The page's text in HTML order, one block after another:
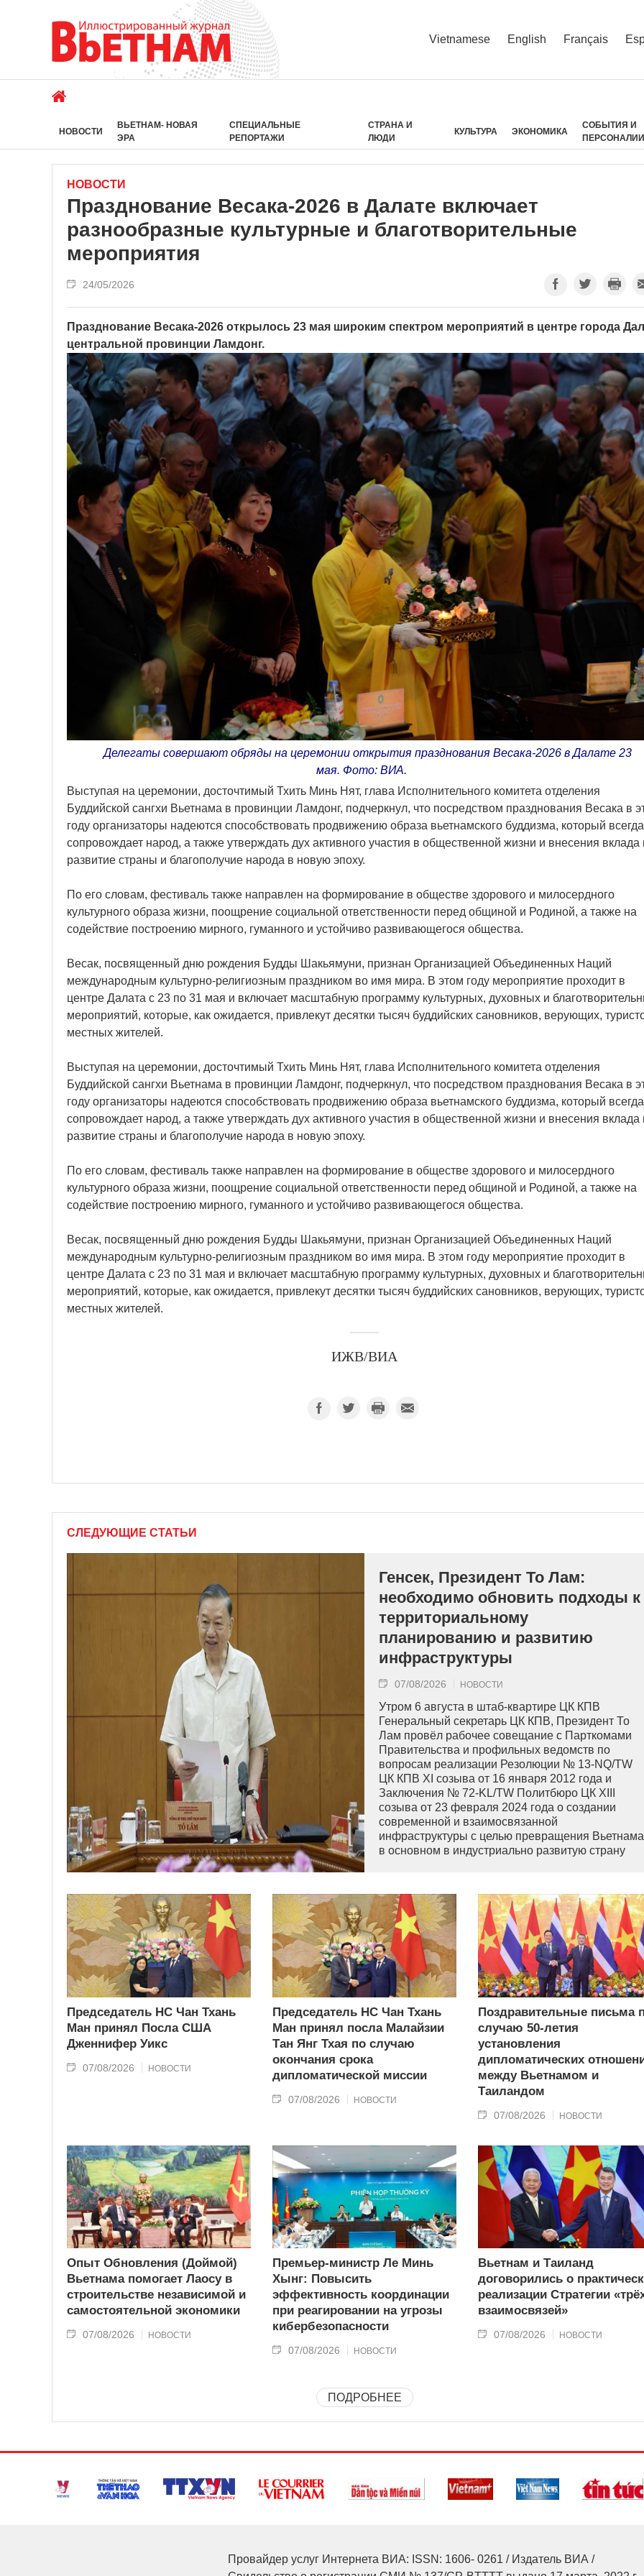
Vietnamese English Français
НОВОСТИ
ВЬЕТНАМ- НОВАЯ
ЭРА
СПЕЦИАЛЬНЫЕ
РЕПОРТАЖИ
СТРАНА И
ЛЮДИ
КУЛЬТУРА ЭКОНОМИКА
СОБЫТИЯ И
НОВОСТИ
Празднование Весака-2026 в Далате включает
разнообразные культурные и благотворительные
мероприятия
24/05/2026
Празднование Весака-2026 открылось 23 мая широким спектром мероприятий в центре города
центральной провинции Ламдонг.
Делегаты совершают обряды на церемонии открытия празднования Весака-2026 в Далате 23
мая. Фото: ВИА.
Выступая на церемонии, досточтимый Тхить Минь Нят, глава Исполнительного комитета отделения
Буддийской сангхи Вьетнама в провинции Ламдонг, подчеркнул, что посредством празднования Весака в
году организаторы надеются способствовать продвижению образа вьетнамского буддизма, который всегда
сопровождает народ, а также утверждать дух активного участия в общественной жизни и внесения вклада
развитие страны и благополучие народа в новую эпоху.
По его словам, фестиваль также направлен на формирование в обществе здорового и милосердного
культурного образа жизни, поощрение социальной ответственности перед общиной и Родиной, а также на
содействие построению мирного, гуманного и устойчиво развивающегося общества.
Весак, посвященный дню рождения Будды Шакьямуни, признан Организацией Объединенных Наций
международным культурно-религиозным праздником во имя мира. В этом году мероприятие проходит в
центре Далата с 23 по 31 мая и включает масштабную программу культурных, духовных и
мероприятий, которые, как ожидается, привлекут десятки тысяч буддийских сановников, верующих,
местных жителей.
Выступая на церемонии, досточтимый Тхить Минь Нят, глава Исполнительного комитета отделения
Буддийской сангхи Вьетнама в провинции Ламдонг, подчеркнул, что посредством празднования Весака в
году организаторы надеются способствовать продвижению образа вьетнамского буддизма, который всегда
сопровождает народ, а также утверждать дух активного участия в общественной жизни и внесения вклада
развитие страны и благополучие народа в новую эпоху.
По его словам, фестиваль также направлен на формирование в обществе здорового и милосердного
культурного образа жизни, поощрение социальной ответственности перед общиной и Родиной, а также на
содействие построению мирного, гуманного и устойчиво развивающегося общества.
Весак, посвященный дню рождения Будды Шакьямуни, признан Организацией Объединенных Наций
международным культурно-религиозным праздником во имя мира. В этом году мероприятие проходит в
центре Далата с 23 по 31 мая и включает масштабную программу культурных, духовных и
мероприятий, которые, как ожидается, привлекут десятки тысяч буддийских сановников, верующих,
местных жителей.
ИЖВ/ВИА
СЛЕДУЮЩИЕ СТАТЬИ
Генсек, Президент То Лам:
необходимо обновить подходы к
территориальному
планированию и развитию
инфраструктуры
07/08/2026 НОВОСТИ
Утром 6 августа в штаб-квартире ЦК КПВ
Генеральный секретарь ЦК КПВ, Президент То
Лам провёл рабочее совещание с Парткомами
Правительства и профильных ведомств по
вопросам реализации Резолюции № 13-NQ/TW
ЦК КПВ XI созыва от 16 января 2012 года и
Заключения № 72-KL/TW Политбюро ЦК XIII
созыва от 23 февраля 2024 года о создании
современной и взаимосвязанной
инфраструктуры с целью превращения Вьетнама
в основном в индустриально развитую страну
Председатель НС Чан Тхань
Ман принял Посла США
Дженнифер Уикс
07/08/2026 НОВОСТИ
Председатель НС Чан Тхань
Ман принял посла Малайзии
Тан Янг Тхая по случаю
окончания срока
дипломатической миссии
07/08/2026 НОВОСТИ
Поздравительные письма
случаю 50-летия
установления
дипломатических
между Вьетнамом и
Таиландом
07/08/2026 НОВОСТИ
Опыт Обновления (Доймой)
Вьетнама помогает Лаосу в
строительстве независимой и
самостоятельной экономики
07/08/2026 НОВОСТИ
Премьер-министр Ле Минь
Хынг: Повысить
эффективность координации
при реагировании на угрозы
кибербезопасности
07/08/2026 НОВОСТИ
Вьетнам и Таиланд
договорились о
реализации Стратегии
взаимосвязей»
07/08/2026 НОВОСТИ
ПОДРОБНЕЕ
Провайдер услуг Интернета ВИА: ISSN: 1606- 0261 / Издатель ВИА /